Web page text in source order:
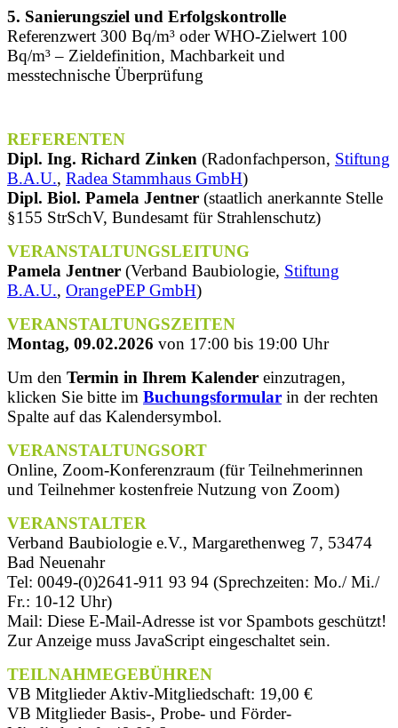
5. Sanierungsziel und Erfolgskontrolle
Referenzwert 300 Bq/m³ oder WHO-Zielwert 100
Bq/m³ – Zieldefinition, Machbarkeit und
messtechnische Überprüfung
REFERENTEN
Dipl. Ing. Richard Zinken (Radonfachperson, Stiftung
B.A.U., Radea Stammhaus GmbH)
Dipl. Biol. Pamela Jentner (staatlich anerkannte Stelle
§155 StrSchV, Bundesamt für Strahlenschutz)
VERANSTALTUNGSLEITUNG
Pamela Jentner (Verband Baubiologie, Stiftung
B.A.U., OrangePEP GmbH)
VERANSTALTUNGSZEITEN
Montag, 09.02.2026 von 17:00 bis 19:00 Uhr
Um den Termin in Ihrem Kalender einzutragen,
klicken Sie bitte im Buchungsformular in der rechten
Spalte auf das Kalendersymbol.
VERANSTALTUNGSORT
Online, Zoom-Konferenzraum (für Teilnehmerinnen
und Teilnehmer kostenfreie Nutzung von Zoom)
VERANSTALTER
Verband Baubiologie e.V., Margarethenweg 7, 53474
Bad Neuenahr
Tel: 0049-(0)2641-911 93 94 (Sprechzeiten: Mo./ Mi./
Fr.: 10-12 Uhr)
Mail: Diese E-Mail-Adresse ist vor Spambots geschützt!
Zur Anzeige muss JavaScript eingeschaltet sein.
TEILNAHMEGEBÜHREN
VB Mitglieder Aktiv-Mitgliedschaft: 19,00 €
VB Mitglieder Basis-, Probe- und Förder-